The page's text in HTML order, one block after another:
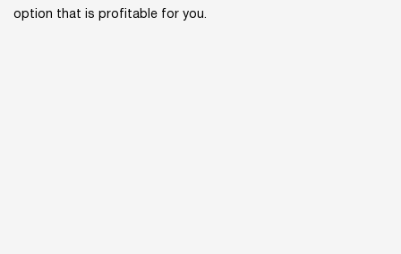
option that is profitable for you.